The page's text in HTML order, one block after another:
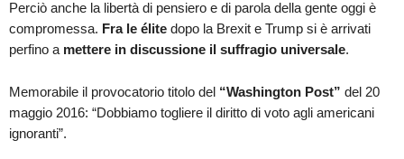
Perciò anche la libertà di pensiero e di parola della gente oggi è
compromessa. Fra le élite dopo la Brexit e Trump si è arrivati
perfino a mettere in discussione il suffragio universale.
Memorabile il provocatorio titolo del “Washington Post” del 20
maggio 2016: “Dobbiamo togliere il diritto di voto agli americani
ignoranti”.